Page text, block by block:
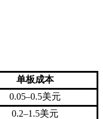
单板成本
0.05–0.5美元
0.2–1.5美元